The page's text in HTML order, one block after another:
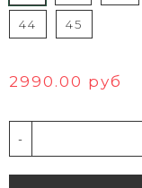
44 45
2990.00 руб
-